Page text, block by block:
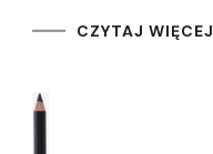
CZYTAJ WIĘCEJ